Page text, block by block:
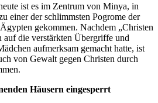
ist es im Zentrum von Minya, in
einer der schlimmsten Pogrome der
gekommen. Nachdem „Christen
auf die verstärkten Übergriffe und
aufmerksam gemacht hatte, ist
von Gewalt gegen Christen durch
Häusern eingesperrt